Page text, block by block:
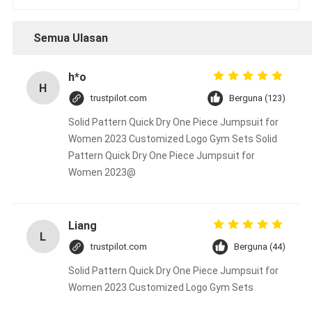
Semua Ulasan
H
h*o
trustpilot.com Berguna (123)
Solid Pattern Quick Dry One Piece Jumpsuit for
Women 2023 Customized Logo Gym Sets Solid
Pattern Quick Dry One Piece Jumpsuit for
Women 2023@
L
Liang
trustpilot.com Berguna (44)
Solid Pattern Quick Dry One Piece Jumpsuit for
Women 2023 Customized Logo Gym Sets